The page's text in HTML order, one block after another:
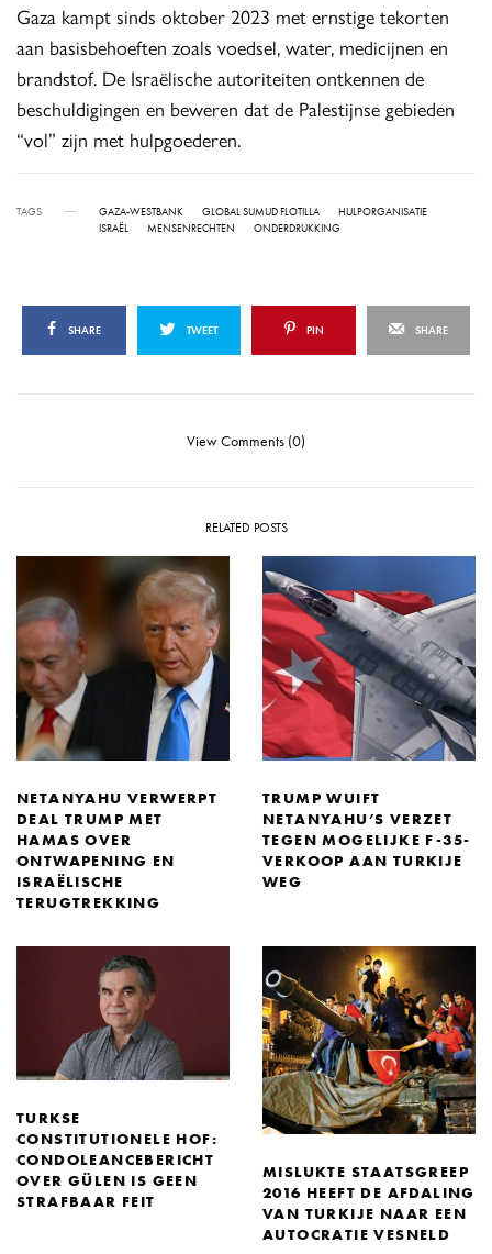
Gaza kampt sinds oktober 2023 met ernstige tekorten
aan basisbehoeften zoals voedsel, water, medicijnen en
brandstof. De Israëlische autoriteiten ontkennen de
beschuldigingen en beweren dat de Palestijnse gebieden
“vol” zijn met hulpgoederen.
TAGS GAZA-WESTBANK GLOBAL SUMUD FLOTILLA
HULPORGANISATIE
ISRAËL
MENSENRECHTEN ONDERDRUKKING
SHARE TWEET PIN SHARE
View Comments (0)
RELATED POSTS
NETANYAHU VERWERPT
DEAL TRUMP MET
HAMAS OVER
ONTWAPENING EN
ISRAËLISCHE
TERUGTREKKING
TRUMP WUIFT
NETANYAHU’S VERZET
TEGEN MOGELIJKE F-35-
VERKOOP AAN TURKIJE
WEG
TURKSE
CONSTITUTIONELE HOF:
CONDOLEANCEBERICHT
OVER GÜLEN IS GEEN
STRAFBAAR FEIT
MISLUKTE STAATSGREEP
2016 HEEFT DE AFDALING
VAN TURKIJE NAAR EEN
AUTOCRATIE VESNELD